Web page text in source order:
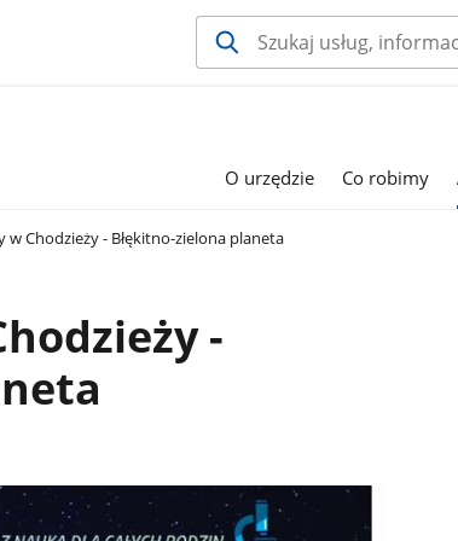
O urzędzie Co robimy
w Chodzieży - Błękitno-zielona planeta
-